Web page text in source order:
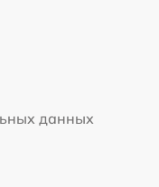
данных